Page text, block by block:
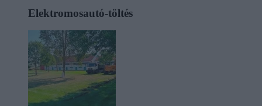
Elektromosautó-töltés